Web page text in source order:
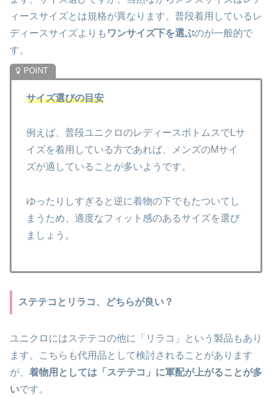
ィースサイズとは規格が異なります。普段着用しているレ
ディースサイズよりも ワンサイズ下を選ぶのが一般的で
す。
サイズ選びの目安
例えば、普段ユニクロのレディースボトムスでLサ
イズを着用している方であれば、メンズのMサイ
ズが適していることが多いようです。
ゆったりしすぎると逆に着物の下でもたついてし
まうため、適度なフィット感のあるサイズを選び
ましょう。
ステテコとリラコ、どちらが良い？
ユニクロにはステテコの他に「リラコ」という製品もあり
ます。こちらも代用品として検討されることがあります
が、 着物用としては「ステテコ」に軍配が上がることが多
いです。